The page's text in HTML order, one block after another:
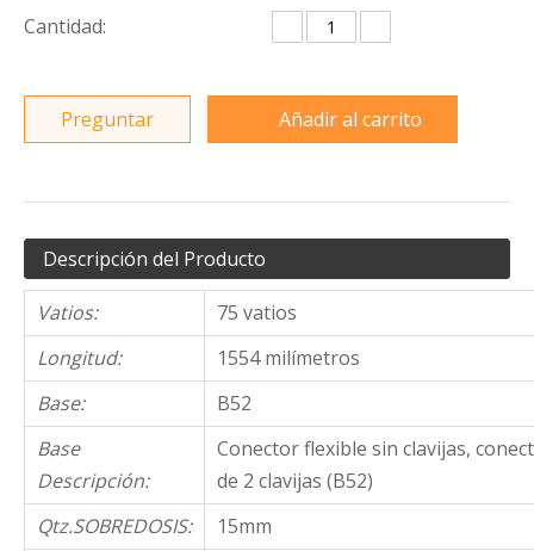
Cantidad:
Preguntar Añadir al carrito
Descripción del Producto
Vatios:
75 vatios
Longitud:
1554 milímetros
Base:
B52
Base
Descripción:
Conector flexible sin clavijas,
de 2 clavijas (B52)
Qtz.SOBREDOSIS:
15mm